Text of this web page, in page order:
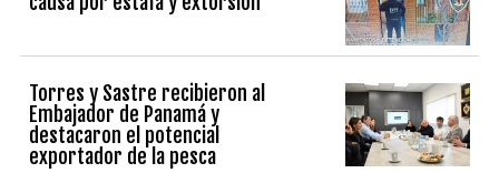
Torres y Sastre recibieron al
Embajador de Panamá y
destacaron el potencial
exportador de la pesca